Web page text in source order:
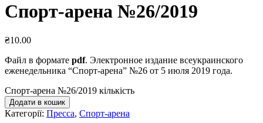
Спорт-арена №26/2019
₴10.00
Файл в формате pdf. Электронное издание всеукраинского
еженедельника “Спорт-арена” №26 от 5 июля 2019 года.
Спорт-арена №26/2019 кількість
Додати в кошик
Категорії: Пресса, Спорт-арена